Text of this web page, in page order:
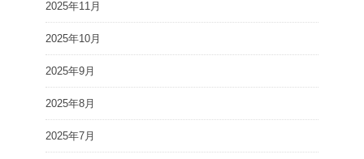
2025年11月
2025年10月
2025年9月
2025年8月
2025年7月